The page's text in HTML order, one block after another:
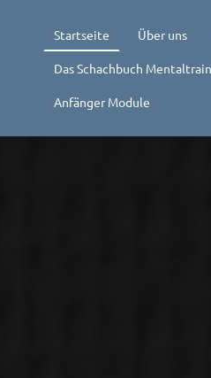
Startseite Über uns
Das Schachbuch
Anfänger Module